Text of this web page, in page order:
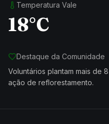
Temperatura Vale
18°C
Destaque da Comunidade
Voluntários plantam mais de
ação de reflorestamento.